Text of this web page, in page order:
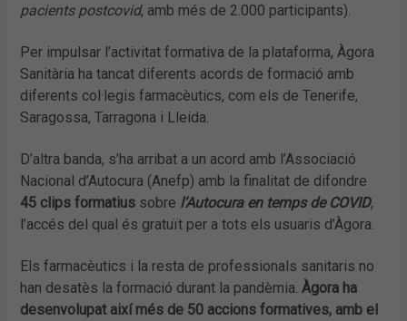
pacients postcovid, amb més de 2.000 participants).
Per impulsar l’activitat formativa de la plataforma, Àgora
Sanitària ha tancat diferents acords de formació amb
diferents col·legis farmacèutics, com els de Tenerife,
Saragossa, Tarragona i Lleida.
D’altra banda, s’ha arribat a un acord amb l’Associació
Nacional d’Autocura (Anefp) amb la finalitat de difondre
45 clips formatius sobre l’Autocura en temps de COVID,
l’accés del qual és gratuït per a tots els usuaris d’Àgora.
Els farmacèutics i la resta de professionals sanitaris no
han desatès la formació durant la pandèmia.Àgora ha
desenvolupat així més de 50 accions formatives, amb el